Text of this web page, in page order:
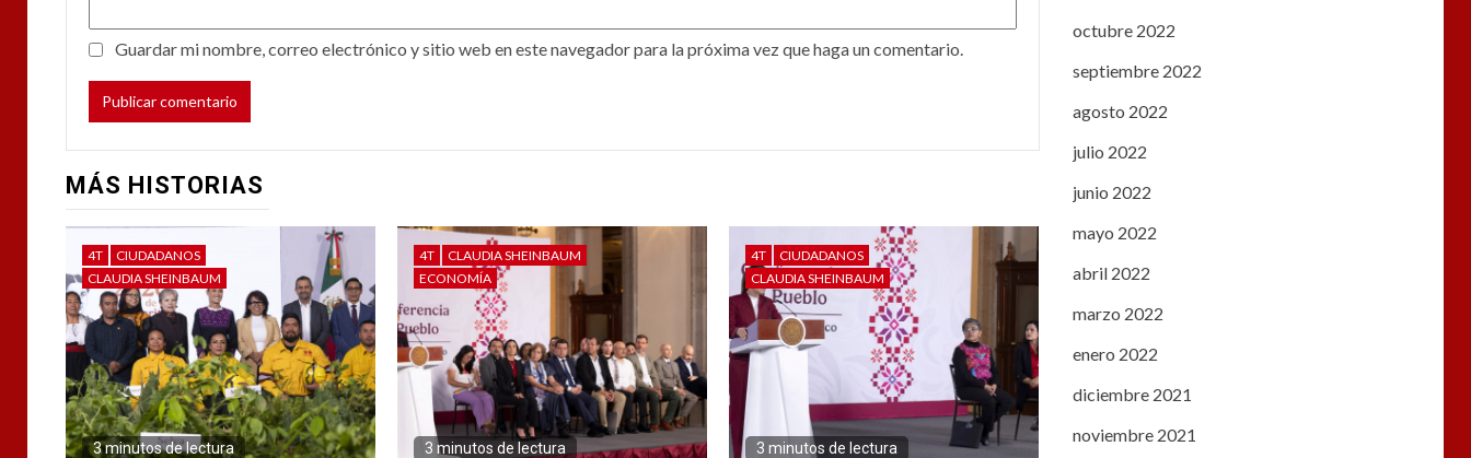
Guardar mi nombre, correo electrónico y sitio web en este navegador para la próxima vez que haga un comentario.
MÁS HISTORIAS
4T
CIUDADANOS
CLAUDIA SHEINBAUM
3 minutos de lectura
4T
CLAUDIA SHEINBAUM
ECONOMÍA
3 minutos de lectura
4T
CIUDADANOS
CLAUDIA SHEINBAUM
3 minutos de lectura
octubre 2022
septiembre 2022
agosto 2022
julio 2022
junio 2022
mayo 2022
abril 2022
marzo 2022
enero 2022
diciembre 2021
noviembre 2021